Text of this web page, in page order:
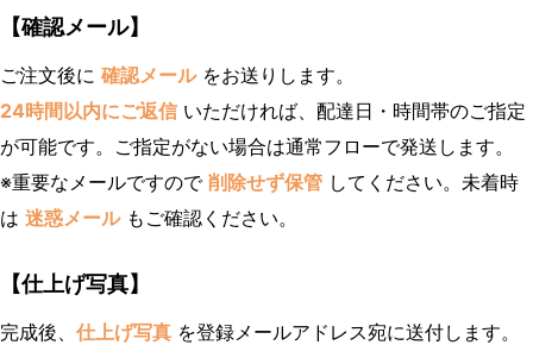
【確認メール】
ご注文後に 確認メールをお送りします。
24時間以内にご返信 いただければ、配達日・時間帯のご指定
が可能です。ご指定がない場合は通常フローで発送します。
※重要なメールですので 削除せず保管 してください。未着時
は 迷惑メールもご確認ください。
【仕上げ写真】
完成後、 仕上げ写真 を登録メールアドレス宛に送付します。